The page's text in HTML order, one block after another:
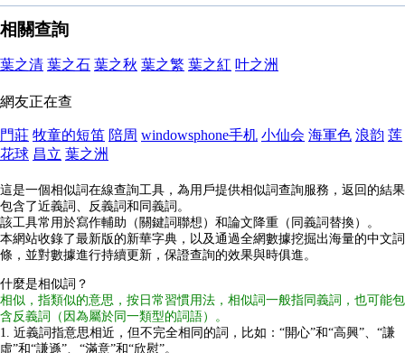
相關查詢
葉之清 葉之石 葉之秋 葉之繁 葉之紅 叶之洲
網友正在查
門莊 牧童的短笛 陪周 windowsphone手机 小仙会 海軍色 浪韵 莲
花球 昌立 葉之洲
這是一個相似詞在線查詢工具，為用戶提供相似詞查詢服務，返回的結果
包含了近義詞、反義詞和同義詞。
該工具常用於寫作輔助（關鍵詞聯想）和論文降重（同義詞替換）。
本網站收錄了最新版的新華字典，以及通過全網數據挖掘出海量的中文詞
條，並對數據進行持續更新，保證查詢的效果與時俱進。
什麼是相似詞？
相似，指類似的意思，按日常習慣用法，相似詞一般指同義詞，也可能包
含反義詞（因為屬於同一類型的詞語）。
1. 近義詞指意思相近，但不完全相同的詞，比如：“開心”和“高興”、“謙
虛”和“謙遜”、“滿意”和“欣慰”。